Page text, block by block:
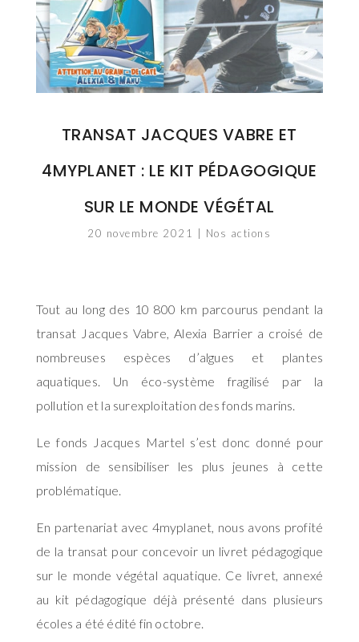
TRANSAT JACQUES VABRE ET
4MYPLANET : LE KIT PÉDAGOGIQUE
SUR LE MONDE VÉGÉTAL
20 novembre 2021 Nos actions
Tout au long des 10 800 km parcourus pendant la
transat Jacques Vabre, Alexia Barrier a croisé de
nombreuses espèces d’algues et plantes
aquatiques. Un éco-système fragilisé par la
pollution et la surexploitation des fonds marins.
Le fonds Jacques Martel s’est donc donné pour
mission de sensibiliser les plus jeunes à cette
problématique.
En partenariat avec 4myplanet, nous avons profité
de la transat pour concevoir un livret pédagogique
sur le monde végétal aquatique. Ce livret, annexé
au kit pédagogique déjà présenté dans plusieurs
écoles a été édité fin octobre.